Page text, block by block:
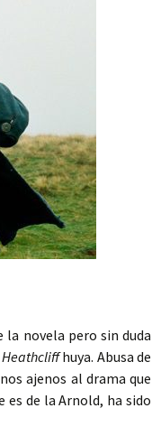
la novela pero sin duda
Heathcliffhuya. Abusa de
ajenos al drama que
de la Arnold, ha sido